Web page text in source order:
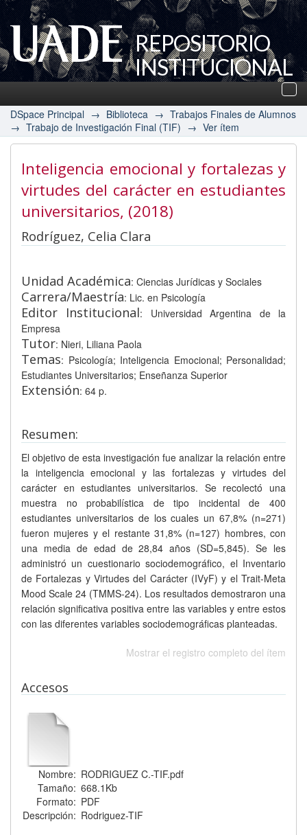
REPOSITORIO
INSTITUCIONAL
UADE
DSpace Principal → Biblioteca → Trabajos Finales de Alumnos
→ Trabajo de Investigación Final (TIF) → Ver ítem
Inteligencia emocional y fortalezas y
virtudes del carácter en estudiantes
universitarios, (2018)
Rodríguez, Celia Clara
Unidad Académica: Ciencias Jurídicas y Sociales
Carrera/Maestría: Lic. en Psicología
Editor Institucional: Universidad Argentina de la
Empresa
Tutor: Nieri, Liliana Paola
Temas: Psicología; Inteligencia Emocional; Personalidad;
Estudiantes Universitarios; Enseñanza Superior
Extensión: 64 p.
Resumen:
El objetivo de esta investigación fue analizar la relación entre
la inteligencia emocional y las fortalezas y virtudes del
carácter en estudiantes universitarios. Se recolectó una
muestra no probabilística de tipo incidental de 400
estudiantes universitarios de los cuales un 67,8% (n=271)
fueron mujeres y el restante 31,8% (n=127) hombres, con
una media de edad de 28,84 años (SD=5,845). Se les
administró un cuestionario sociodemográfico, el Inventario
de Fortalezas y Virtudes del Carácter (IVyF) y el Trait-Meta
Mood Scale 24 (TMMS-24). Los resultados demostraron una
relación significativa positiva entre las variables y entre estos
con las diferentes variables sociodemográficas planteadas.
Mostrar el registro completo del ítem
Accesos
Nombre: RODRIGUEZ C.-TIF.pdf
Tamaño: 668.1Kb
Formato: PDF
Descripción: Rodriguez-TIF